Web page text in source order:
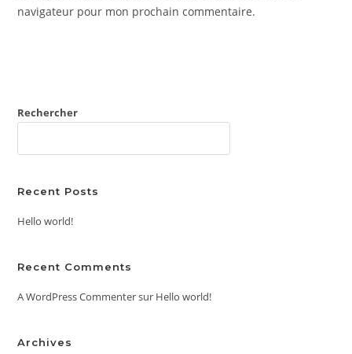
(facultatif)
navigateur pour mon prochain commentaire.
Rechercher
Recent Posts
Hello world!
Recent Comments
A WordPress Commentersur Hello world!
Archives